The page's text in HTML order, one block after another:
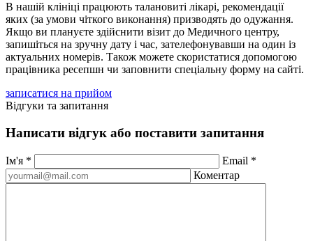
В нашій клініці працюють талановиті лікарі, рекомендації
яких (за умови чіткого виконання) призводять до одужання.
Якщо ви плануєте здійснити візит до Медичного центру,
запишіться на зручну дату і час, зателефонувавши на один із
актуальних номерів. Також можете скористатися допомогою
працівника ресепшн чи заповнити спеціальну форму на сайті.
записатися на прийом
Відгуки та запитання
Написати відгук або поставити запитання
Ім'я * Email *
Коментар